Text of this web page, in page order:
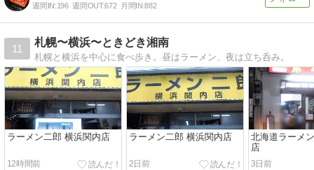
週間IN:196 週間OUT:672 月間IN:882
11
札幌〜横浜〜ときどき湘南
札幌と横浜を中心に食べ歩き。昼はラーメン、夜は立ち呑み。
ラーメン二郎 横浜関内店
12時間前
ラーメン二郎 横浜関内店
2日前
北海道ラーメ
店
3日前